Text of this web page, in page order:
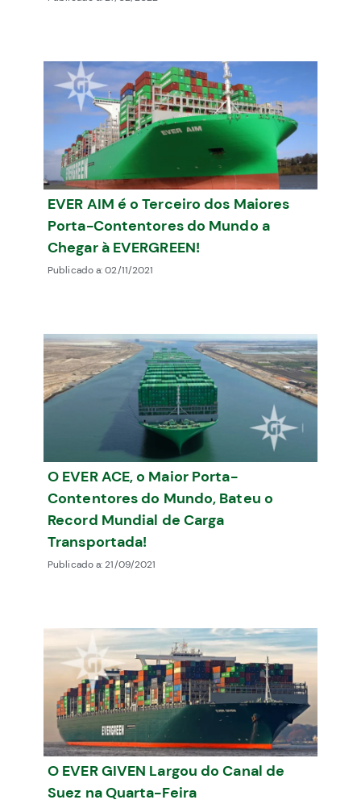
EVER AIM é o Terceiro dos Maiores
Porta-Contentores do Mundo a
Chegar à EVERGREEN!
Publicado a:02/11/2021
O EVER ACE, o Maior Porta-
Contentores do Mundo, Bateu o
Record Mundial de Carga
Transportada!
Publicado a:21/09/2021
O EVER GIVEN Largou do Canal de
Suez na Quarta-Feira